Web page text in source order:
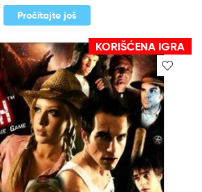
Pročitajte još
KORIŠĆENA IGRA